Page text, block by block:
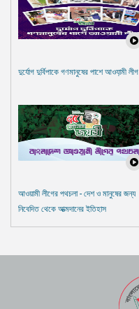
দুর্যোগ দুর্বিপাকে গণমানুষের পাশে আওযা়মী লীগ
আওয়ামী লীগের পথচলা - দেশ ও মানুষের জন্য
নিবেদিত থেকে আত্মদানের ইতিহাস